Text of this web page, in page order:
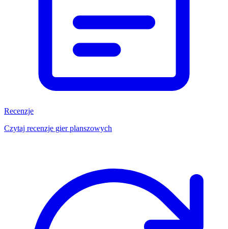
Recenzje
Czytaj recenzje gier planszowych